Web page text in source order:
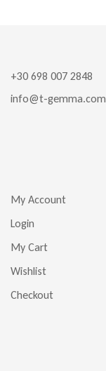
+30 698 007 2848
info@t-gemma.com
My Account
Login
My Cart
Wishlist
Checkout